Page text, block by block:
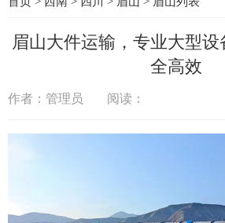
眉山大件运输，专业大型
全高效
作者：管理员 阅读：